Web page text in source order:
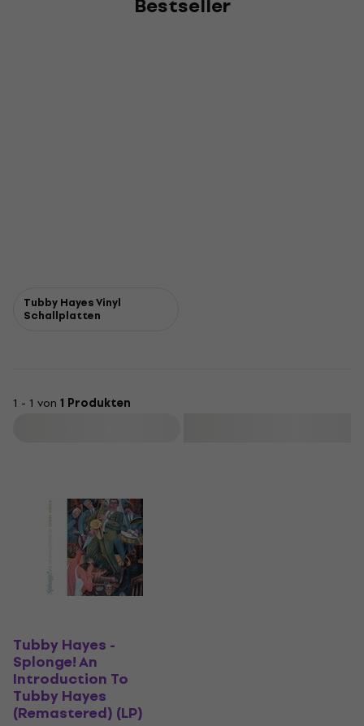
Tubby Hayes Vinyl
Schallplatten
1 - 1 von 1 Produkten
Tubby Hayes -
Splonge! An
Introduction To
Tubby Hayes
(Remastered) (LP)